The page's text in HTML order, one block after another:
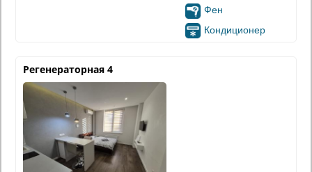
Фен
Кондиционер
Регенераторная 4